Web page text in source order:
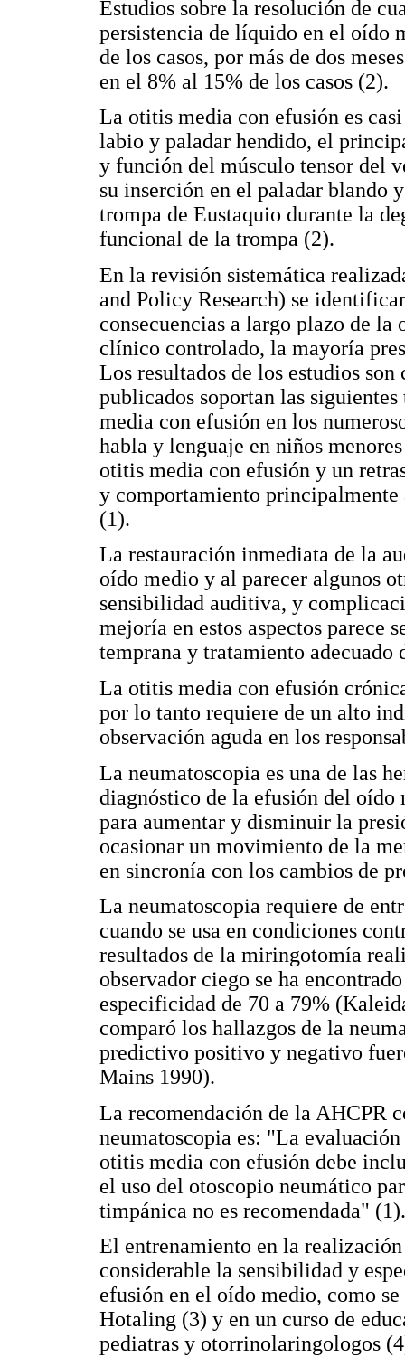
Estudios sobre la resolución de
persistencia de líquido en el oído
de los casos, por más de dos
en el 8% al 15% de los casos (2).
La otitis media con efusión es
labio y paladar hendido, el
y función del músculo tensor del
su inserción en el paladar blando
trompa de Eustaquio durante la
funcional de la trompa (2).
En la revisión sistemática
and Policy Research) se
consecuencias a largo plazo de
clínico controlado, la mayoría
Los resultados de los estudios
publicados soportan las
media con efusión en los
habla y lenguaje en niños
otitis media con efusión y un
y comportamiento principalmente
(1).
La restauración inmediata de la
oído medio y al parecer algunos
sensibilidad auditiva, y
mejoría en estos aspectos parece
temprana y tratamiento
La otitis media con efusión
por lo tanto requiere de un alto
observación aguda en los
La neumatoscopia es una de las
diagnóstico de la efusión del
para aumentar y disminuir la
ocasionar un movimiento de la
en sincronía con los cambios de
La neumatoscopia requiere de
cuando se usa en condiciones
resultados de la miringotomía
observador ciego se ha
especificidad de 70 a 79%
comparó los hallazgos de la
predictivo positivo y negativo
Mains 1990).
La recomendación de la AHCPR
neumatoscopia es: "La
otitis media con efusión debe
el uso del otoscopio neumático
timpánica no es recomendada" (1).
El entrenamiento en la
considerable la sensibilidad y
efusión en el oído medio, como
Hotaling (3) y en un curso de
pediatras y otorrinolaringologos